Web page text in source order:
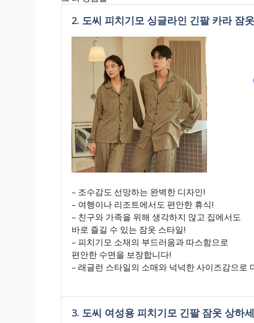
2. 도씨 피치기모 싱글라인 긴팔 카라 잠
– 조수감도 선망하는 완벽한 디자인!
– 여행이나 리조트에서도 편안한 휴식!
– 친구와 가족을 위해 생각하지 않고 집에서도
바로 즐길 수 있는 잠옷 스타일!
– 피치기모 소재의 부드러움과 따스함으로
편안한 수면을 보장합니다!
– 래글런 스타일의 소매와 넉넉한 사이즈감으로
3. 도씨 여성용 피치기모 긴팔 잠옷 상하